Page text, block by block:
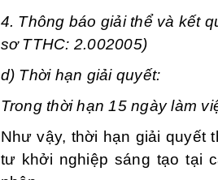
4. Thông báo giải thể và kết
sơ TTHC: 2.002005)
d) Thời hạn giải quyết:
Trong thời hạn 15 ngày làm
Như vậy, thời hạn giải quyết
tư khởi nghiệp sáng tạo tại